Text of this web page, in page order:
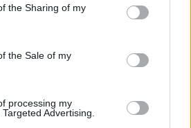
the Sharing of my
the Sale of my
processing my
Advertising.